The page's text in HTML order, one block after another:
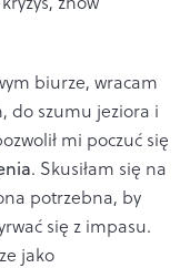
biurze, wracam
do szumu jeziora i
mi poczuć się
. Skusiłam się na
potrzebna, by
się z impasu.
jako